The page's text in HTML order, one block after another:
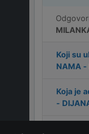
Koji su
NAMA -
Koja je
-